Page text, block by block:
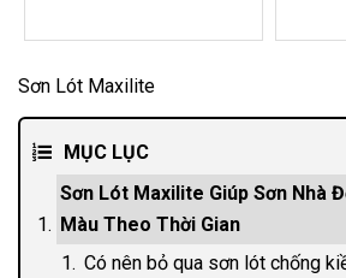
Sơn Lót Maxilite
MỤC LỤC
Sơn Lót Maxilite Giúp Sơn Nhà
Màu Theo Thời Gian
Có nên bỏ qua sơn lót chống